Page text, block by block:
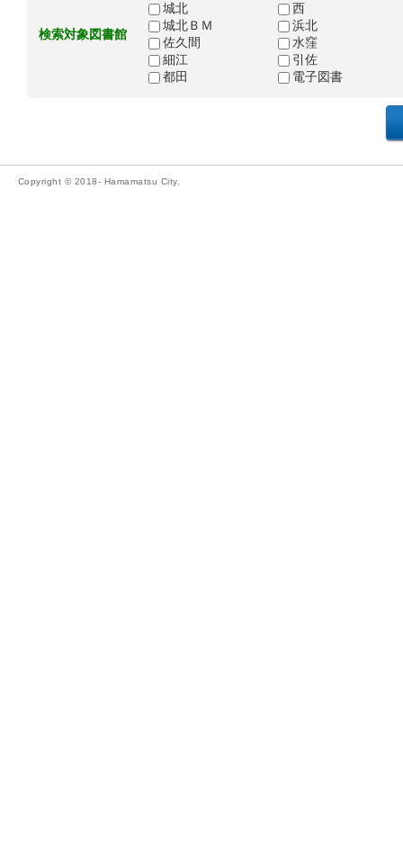
検索対象図書館
城北
西
城北ＢＭ
浜北
佐久間
水窪
細江
引佐
都田
電子図書
Copyright © 2018- Hamamatsu City.